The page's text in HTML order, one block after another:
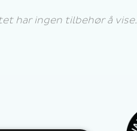
har ingen tilbehør å vise.